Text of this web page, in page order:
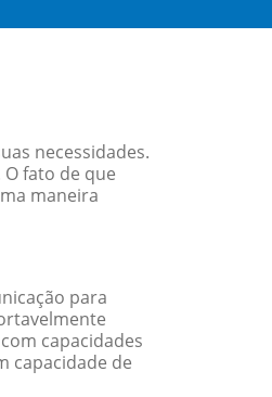
necessidades.
fato de que
maneira
para
capacidades
capacidade de